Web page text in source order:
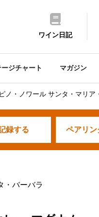
ワイン日記
ジチャート マガジン
ピノ・ノワール サンタ・マリア
録する ペアリン
・バーバラ